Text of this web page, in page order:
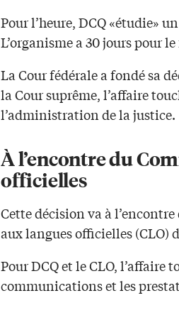
Pour l’heure, DCQ «étudie»
L’organisme a 30 jours pour
La Cour fédérale a fondé sa
la Cour suprême, l’affaire
l’administration de la justice.
À l’encontre du
officielles
Cette décision va à
aux langues officielles (CLO)
Pour DCQ et le CLO, l’affaire
communications et les